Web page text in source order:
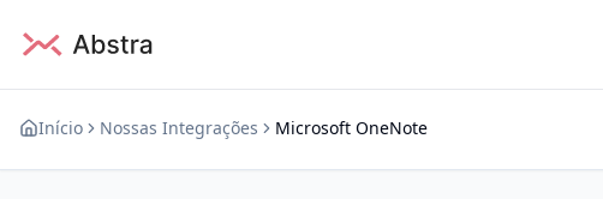
Início Nossas Integrações Microsoft OneNote